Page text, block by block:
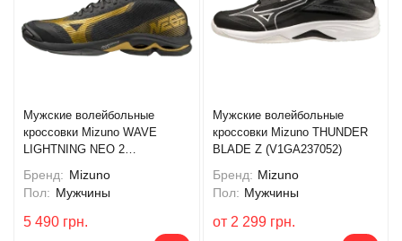
Мужские волейбольные
кроссовки Mizuno WAVE
LIGHTNING NEO 2
Бренд: Mizuno
Пол: Мужчины
5 490 грн.
Мужские волейбольные
кроссовки Mizuno THUNDER
BLADE Z (V1GA237052)
Бренд: Mizuno
Пол: Мужчины
от 2 299 грн.